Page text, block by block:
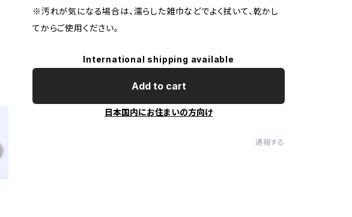
※汚れが気になる場合は、濡らした雑巾などでよく拭いて、乾かし
てからご使用ください。
International shipping available
Add to cart
日本国内にお住まいの方向け
通報する